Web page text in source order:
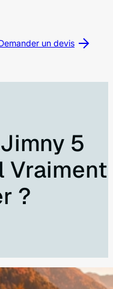
un devis
5
Vraiment
?